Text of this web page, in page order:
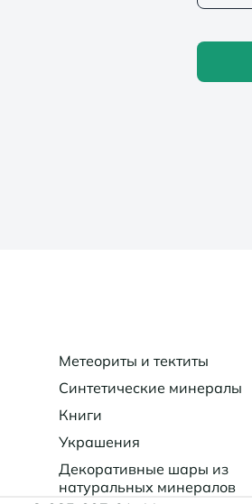
Метеориты и тектиты
Синтетические минералы
Книги
Украшения
Декоративные шары из
натуральных минералов